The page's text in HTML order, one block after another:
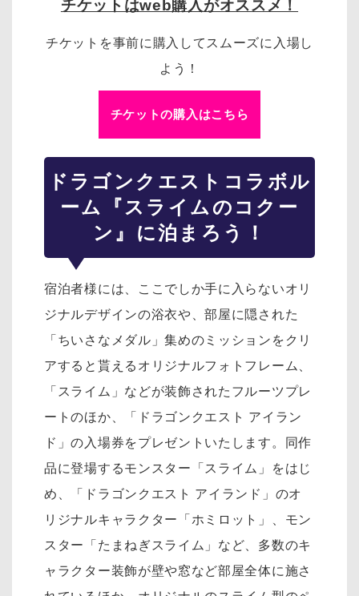
チケットはweb購入がオススメ！
チケットを事前に購入してスムーズに入場し
よう！
チケットの購入はこちら
ドラゴンクエスト コラボル
ーム『スライムのコクー
ン』に泊まろう！
宿泊者様には、ここでしか手に入らないオリ
ジナルデザインの浴衣や、部屋に隠された
「ちいさなメダル」集めのミッションをクリ
アすると貰えるオリジナルフォトフレーム、
「スライム」などが装飾されたフルーツプレ
ートのほか、「ドラゴンクエスト アイラン
ド」の入場券をプレゼントいたします。同作
品に登場するモンスター「スライム」をはじ
め、「ドラゴンクエスト アイランド」のオ
リジナルキャラクター「ホミロット」、モン
スター「たまねぎスライム」など、多数のキ
ャラクター装飾が壁や窓など部屋全体に施さ